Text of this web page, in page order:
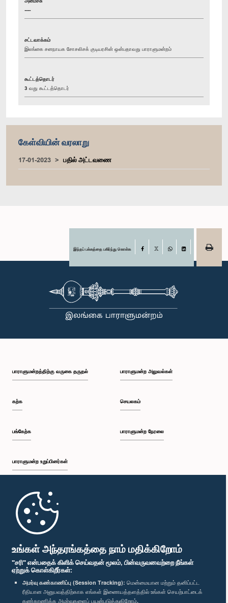
உங்கள் அந்தரங்கத்தை நாம் மதிக்கிறோம்
"சரி" என்பதைக் கிளிக் செய்வதன் மூலம், பின்வருவனவற்றை நீங்கள்
ஏற்றுக் கொள்கிறீர்கள்:
அமர்வு கண்காணிப்பு (Session Tracking): மென்மையான மற்றும் தனிப்பட்ட
ரீதியான அனுபவத்திற்காக எங்கள் இணையத்தளத்தில் உங்கள் செயற்பாட்டைக்
கண்காணிக்க அமர்வுகளைப் பயன்படுத்துகிறோம்.
----
சட்டவாக்கம்
இலங்கை சனநாயக சோசலிசக் குடியரசின் ஒன்பதாவது பாராளுமன்றம்
கூட்டத்தொடர்
3 வது கூட்டத்தொடர்
கேள்வியின் வரலாறு
17-01-2023 பதில் அட்டவணை
இந்தப் பக்கத்தை பகிர்ந்து கொள்க Facebook
பாராளுமன்றத்திற்கு வருகை தருதல்
கற்க
பங்கேற்க
பாராளுமன்ற உறுப்பினர்கள்
முதற்பக்கம்
பாராளுமன்ற அலுவல்கள்
செயலகம்
பாராளுமன்ற நேரலை
பாராளுமன்ற கையடக்க செயலி
எம்மை பின்தொடர்க :